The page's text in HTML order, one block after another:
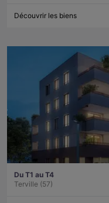
Découvrir les biens
Du T1 au T4
Terville (57)